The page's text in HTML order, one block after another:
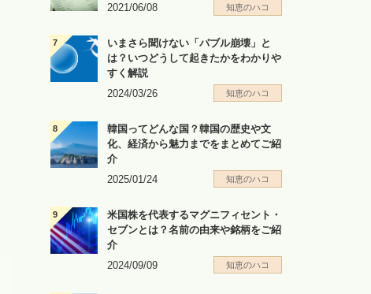
2021/06/08
知恵のハコ
いまさら聞けない「バブル崩壊」と
は？いつどうして起きたかをわかりや
すく解説
2024/03/26
知恵のハコ
韓国ってどんな国？韓国の歴史や文
化、経済から魅力までをまとめてご紹
介
2025/01/24
知恵のハコ
米国株を代表するマグニフィセント・
セブンとは？名前の由来や銘柄をご紹
介
2024/09/09
知恵のハコ